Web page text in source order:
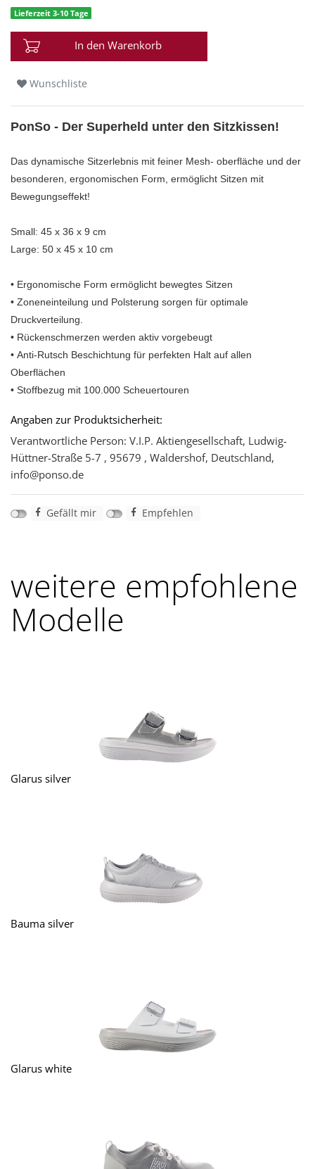
Lieferzeit 3-10 Tage
In den Warenkorb
Wunschliste
PonSo - Der Superheld unter den Sitzkissen!
Das dynamische Sitzerlebnis mit feiner Mesh- oberfläche und der
besonderen, ergonomischen Form, ermöglicht Sitzen mit
Bewegungseffekt!
Small: 45 x 36 x 9 cm
Large: 50 x 45 x 10 cm
• Ergonomische Form ermöglicht bewegtes Sitzen
• Zoneneinteilung und Polsterung sorgen für optimale
Druckverteilung.
• Rückenschmerzen werden aktiv vorgebeugt
• Anti-Rutsch Beschichtung für perfekten Halt auf allen
Oberflächen
• Stoffbezug mit 100.000 Scheuertouren
Angaben zur Produktsicherheit:
Verantwortliche Person: V.I.P. Aktiengesellschaft, Ludwig-
Hüttner-Straße 5-7 , 95679 , Waldershof, Deutschland,
info@ponso.de
Gefällt mir Empfehlen
weitere empfohlene
Modelle
Glarus silver
Bauma silver
Glarus white